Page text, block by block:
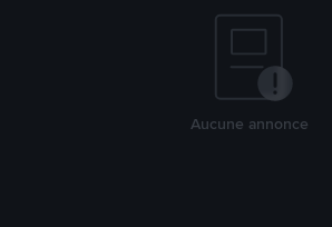
Aucune annonce